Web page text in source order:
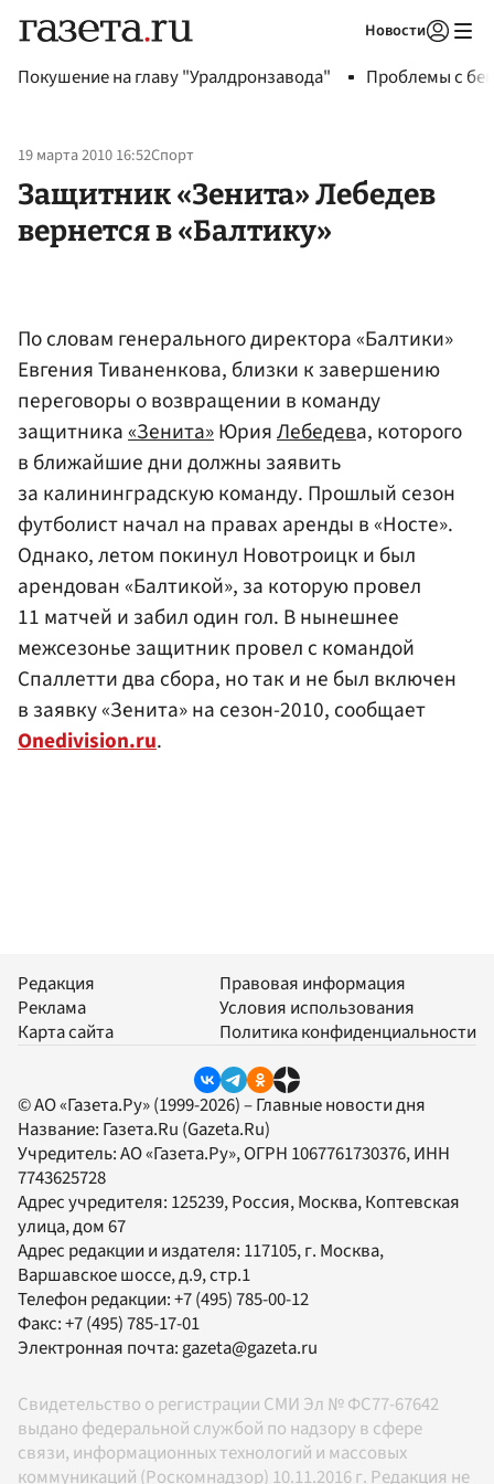
Новости
Покушение на главу "Уралдронзавода" Проблемы с
19 марта 2010 16:52Спорт
Защитник «Зенита» Лебедев
вернется в «Балтику»
По словам генерального директора «Балтики»
Евгения Тиваненкова, близки к завершению
переговоры о возвращении в команду
защитника«Зенита»ЮрияЛебедева, которого
в ближайшие дни должны заявить
за калининградскую команду. Прошлый сезон
футболист начал на правах аренды в «Носте».
Однако, летом покинул Новотроицк и был
арендован «Балтикой», за которую провел
11 матчей и забил один гол. В нынешнее
межсезонье защитник провел с командой
Спаллетти два сбора, но так и не был включен
в заявку «Зенита» на сезон-2010, сообщает
Onedivision.ru.
Редакция
Реклама
Карта сайта
Правовая информация
Условия использования
Политика конфиденциальности
© АО «Газета.Ру» (1999-2026) – Главные новости дня
Название: Газета.Ru (Gazeta.Ru)
Учредитель:АО «Газета.Ру», ОГРН 1067761730376, ИНН
7743625728
Адрес учредителя: 125239, Россия, Москва, Коптевская
улица, дом 67
Адрес редакции и издателя: 117105, г. Москва,
Варшавское шоссе, д.9, стр.1
Телефон редакции:+7 (495) 785-00-12
Факс:+7 (495) 785-17-01
Электронная почта:gazeta@gazeta.ru
Свидетельство о регистрации СМИ Эл № ФС77-67642
выдано федеральной службой по надзору в сфере
связи, информационных технологий и массовых
коммуникаций (Роскомнадзор) 10.11.2016 г. Редакция не